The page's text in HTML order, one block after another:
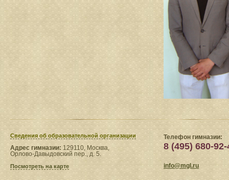
Сведения​ об образовательной организации
Адрес гимназии: 129110, Москва,
Орлово-Давыдовский пер., д. 5.
Посмотреть на карте
Телефон гимназии:
8 (495) 680-92-
info@mgl.ru